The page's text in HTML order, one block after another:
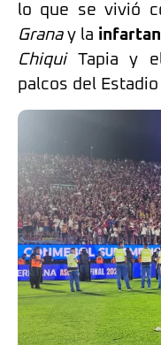
lo que se vivió
Granay la
ChiquiTapia y
palcos del